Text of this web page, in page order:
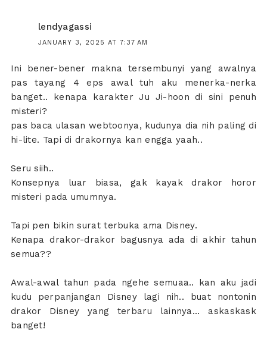
lendyagassi
JANUARY 3, 2025 AT 7:37 AM
Ini bener-bener makna tersembunyi yang awalnya
pas tayang 4 eps awal tuh aku menerka-nerka
banget.. kenapa karakter Ju Ji-hoon di sini penuh
misteri?
pas baca ulasan webtoonya, kudunya dia nih paling di
hi-lite. Tapi di drakornya kan engga yaah..
Seru siih..
Konsepnya luar biasa, gak kayak drakor horor
misteri pada umumnya.
Tapi pen bikin surat terbuka ama Disney.
Kenapa drakor-drakor bagusnya ada di akhir tahun
semua??
Awal-awal tahun pada ngehe semuaa.. kan aku jadi
kudu perpanjangan Disney lagi nih.. buat nontonin
drakor Disney yang terbaru lainnya... askaskask
banget!